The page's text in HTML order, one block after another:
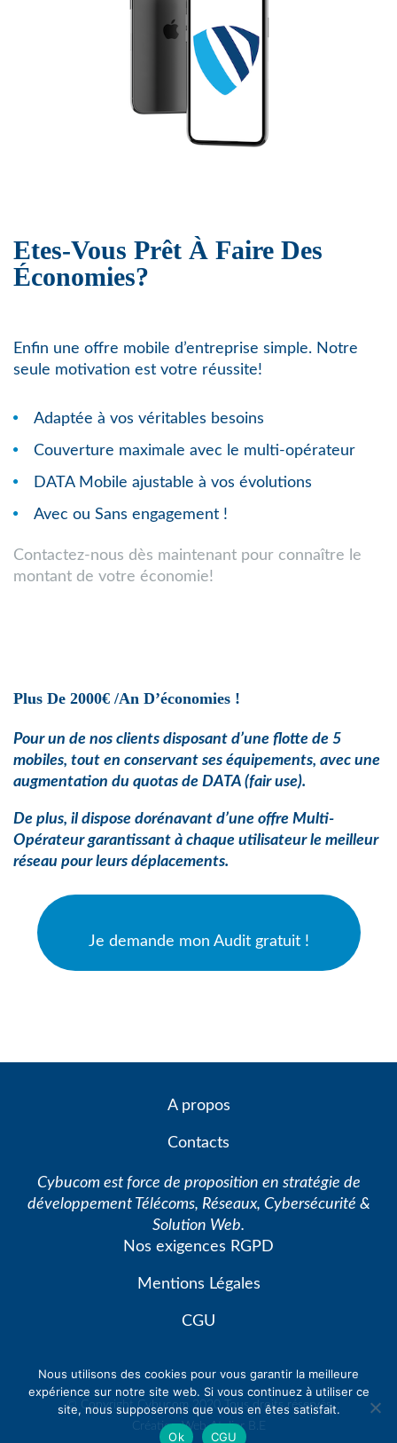
Etes-Vous Prêt À Faire Des
Économies?
Enfin une offre mobile d’entreprise simple. Notre
seule motivation est votre réussite!
Adaptée à vos véritables besoins
Couverture maximale avec le multi-opérateur
DATA Mobile ajustable à vos évolutions
Avec ou Sans engagement !
Contactez-nous dès maintenant pour connaître le
montant de votre économie!
Plus De 2000€ /an D’économies !
Pour un de nos clients disposant d’une flotte de 5
mobiles, tout en conservant ses équipements, avec une
augmentation du quotas de DATA (fair use).
De plus, il dispose dorénavant d’une offre Multi-
Opérateur garantissant à chaque utilisateur le meilleur
réseau pour leurs déplacements.
Je demande mon Audit gratuit !
A propos
Contacts
Cybucom est force de proposition en stratégie de
développement Télécoms, Réseaux, Cybersécurité &
Solution Web.
Nos exigences RGPD
Mentions Légales
CGU
© Copyright Cybucom 2020 Tous droits réservés
Création WebAtelier B.E
Nous utilisons des cookies pour vous garantir la meilleure
expérience sur notre site web. Si vous continuez à utiliser ce
site, nous supposerons que vous en êtes satisfait.
Ok
CGU